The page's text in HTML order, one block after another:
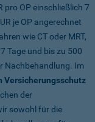
pro OP einschließlich 7
je OP angerechnet
wie CT oder MRT,
Tage und bis zu 500
Nachbehandlung. Im
Versicherungsschutz
der
sowohl für die